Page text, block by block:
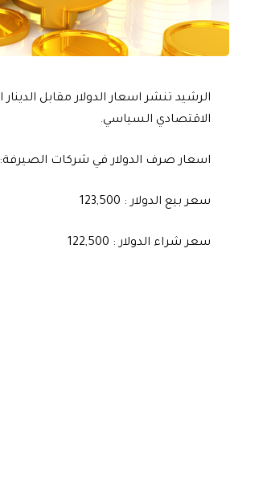
الاقتصادي السياسي.
اسعار صرف الدولار في شركات الصيرفة:
سعر بيع الدولار : 123,500
سعر شراء الدولار : 122,500